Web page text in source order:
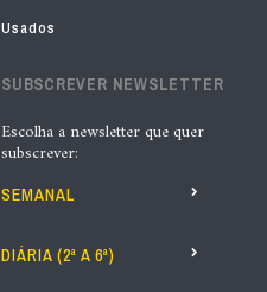
Usados
SUBSCREVER NEWSLETTER
Escolha a newsletter que quer
subscrever:
SEMANAL
DIÁRIA (2ª A 6ª)